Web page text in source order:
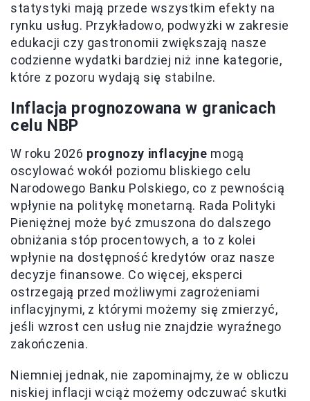
statystyki mają przede wszystkim efekty na
rynku usług. Przykładowo, podwyżki w zakresie
edukacji czy gastronomii zwiększają nasze
codzienne wydatki bardziej niż inne kategorie,
które z pozoru wydają się stabilne.
Inflacja prognozowana w granicach
celu NBP
W roku 2026 prognozy inflacyjne mogą
oscylować wokół poziomu bliskiego celu
Narodowego Banku Polskiego, co z pewnością
wpłynie na politykę monetarną. Rada Polityki
Pieniężnej może być zmuszona do dalszego
obniżania stóp procentowych, a to z kolei
wpłynie na dostępność kredytów oraz nasze
decyzje finansowe. Co więcej, eksperci
ostrzegają przed możliwymi zagrożeniami
inflacyjnymi, z którymi możemy się zmierzyć,
jeśli wzrost cen usług nie znajdzie wyraźnego
zakończenia.
Niemniej jednak, nie zapominajmy, że w obliczu
niskiej inflacji wciąż możemy odczuwać skutki